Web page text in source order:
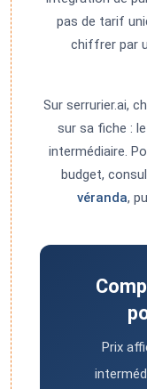
pas de tarif
chiffrer par
Sur serrurier.ai,
sur sa fiche :
intermédiaire.
budget,
véranda,
Prix